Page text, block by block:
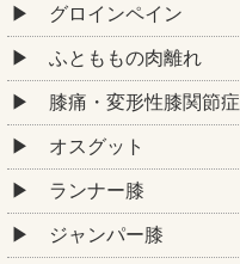
グロインペイン
ふとももの肉離れ
膝痛・変形性膝関節症
オスグット
ランナー膝
ジャンパー膝